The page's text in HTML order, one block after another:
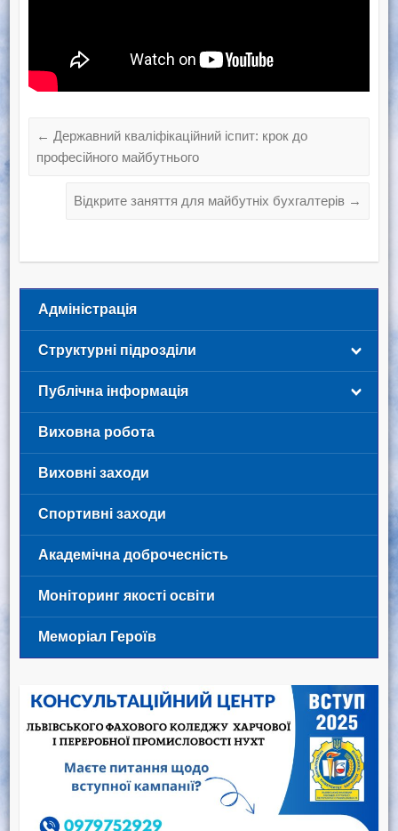
← Державний кваліфікаційний іспит: крок до
професійного майбутнього
Відкрите заняття для майбутніх бухгалтерів →
Адміністрація
Структурні підрозділи
Публічна інформація
Виховна робота
Виховні заходи
Спортивні заходи
Академічна доброчесність
Моніторинг якості освіти
Меморіал Героїв